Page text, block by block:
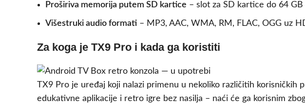
Proširiva memorija putem SD kartice – slot za SD kartice do 64
Višestruki audio formati – MP3, AAC, WMA, RM, FLAC, OGG uz
Za koga je TX9 Pro i kada ga koristiti
TX9 Pro je uređaj koji nalazi primenu u nekoliko različitih
edukativne aplikacije i retro igre bez nasilja – naći će ga korisnim